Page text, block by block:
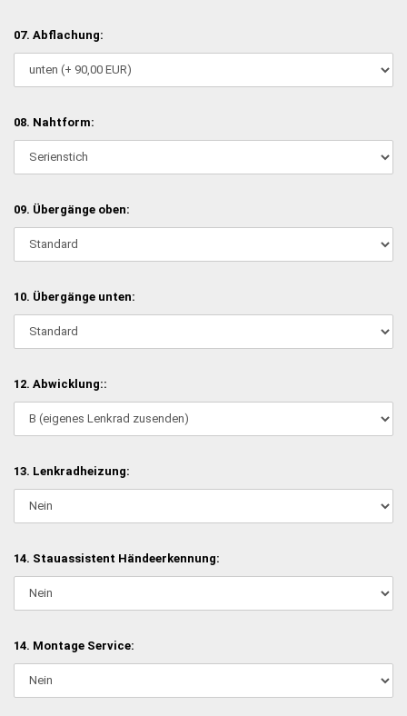
07. Abflachung:
08. Nahtform:
09. Übergänge oben:
10. Übergänge unten:
12. Abwicklung::
13. Lenkradheizung:
14. Stauassistent Händeerkennung:
14. Montage Service: